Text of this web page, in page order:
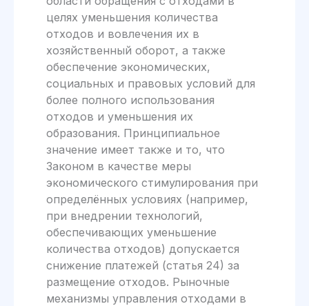
целях уменьшения количества
отходов и вовлечения их в
хозяйственный оборот, а также
обеспечение экономических,
социальных и правовых условий для
более полного использования
отходов и уменьшения их
образования. Принципиальное
значение имеет также и то, что
Законом в качестве меры
экономического стимулирования при
определённых условиях (например,
при внедрении технологий,
обеспечивающих уменьшение
количества отходов) допускается
снижение платежей (статья 24) за
размещение отходов. Рыночные
механизмы управления отходами в